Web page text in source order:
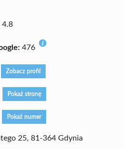
4.8
476
Zobacz profil
Pokaż stronę
Pokaż numer
25, 81-364 Gdynia